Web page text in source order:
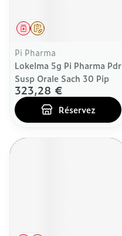
Sur prescription
Médicament
Pi Pharma
Lokelma 5g Pi Pharma Pdr
Susp Orale Sach 30 Pip
323,28 €
Réservez